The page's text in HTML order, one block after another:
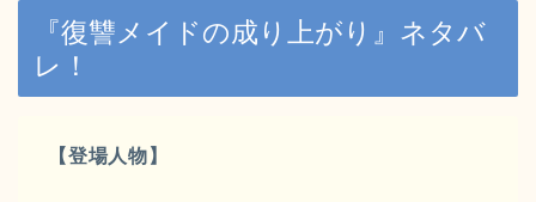
『復讐メイドの成り上がり』ネタバ
レ！
【登場人物】